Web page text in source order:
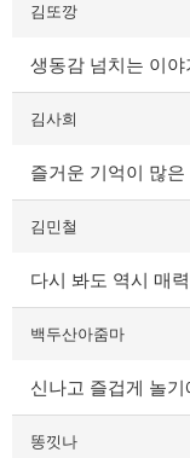
김또깡
생동감 넘치는 이
김사희
즐거운 기억이 많은
김민철
다시 봐도 역시 매
백두산아줌마
신나고 즐겁게 놀
똥낏나